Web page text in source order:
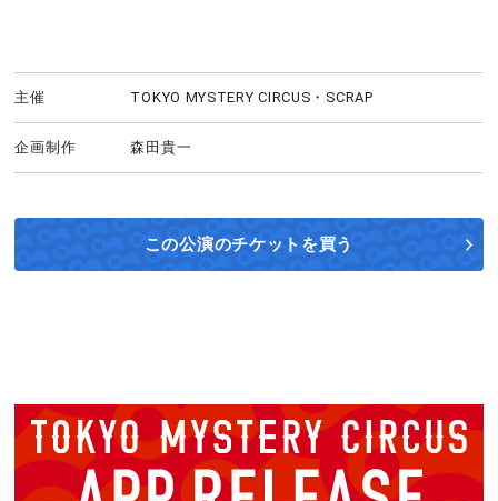
主催 TOKYO MYSTERY CIRCUS・SCRAP
企画制作 森田貴一
この公演のチケットを買う